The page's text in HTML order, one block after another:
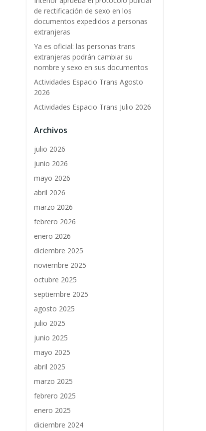
de rectificación de sexo en los
documentos expedidos a personas
extranjeras
Ya es oficial: las personas trans
extranjeras podrán cambiar su
nombre y sexo en sus documentos
Actividades Espacio Trans Agosto
2026
Actividades Espacio Trans Julio 2026
Archivos
julio 2026
junio 2026
mayo 2026
abril 2026
marzo 2026
febrero 2026
enero 2026
diciembre 2025
noviembre 2025
octubre 2025
septiembre 2025
agosto 2025
julio 2025
junio 2025
mayo 2025
abril 2025
marzo 2025
febrero 2025
enero 2025
diciembre 2024